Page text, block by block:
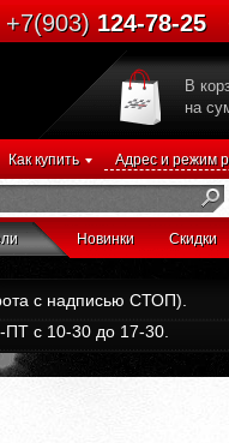
+7(903)124-78-25
В
на
Как купить Адрес и режим
Новинки Скидки
с надписью СТОП).
с 10-30 до 17-30.